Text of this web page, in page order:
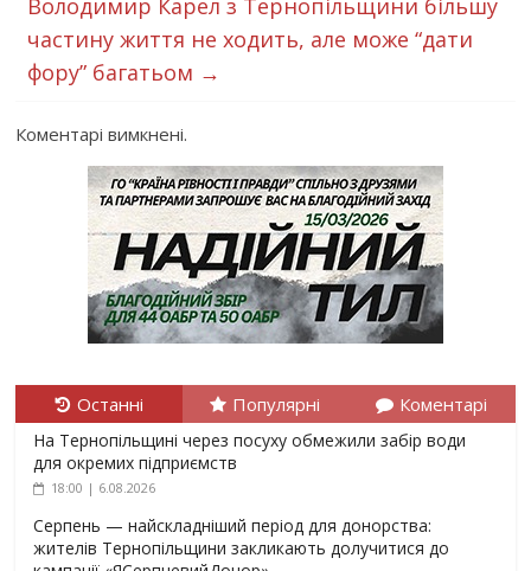
Володимир Карел з Тернопільщини більшу
частину життя не ходить, але може “дати
фору” багатьом →
Коментарі вимкнені.
Останні Популярні Коментарі
На Тернопільщині через посуху обмежили забір води
для окремих підприємств
18:00 | 6.08.2026
Серпень — найскладніший період для донорства:
жителів Тернопільщини закликають долучитися до